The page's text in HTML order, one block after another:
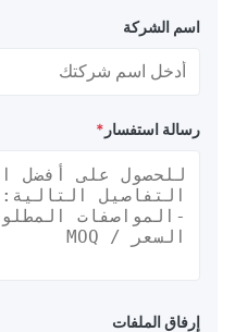
اسم الشركة
رسالة استفسار*
إرفاق الملفات